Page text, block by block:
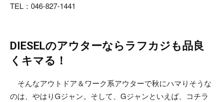
TEL：046-827-1441
DIESELのアウターならラフカジも品良
くキマる！
そんなアウトドア＆ワーク系アウターで秋にハマりそうな
のは、やはりGジャン。そして、Gジャンといえば、コチラ